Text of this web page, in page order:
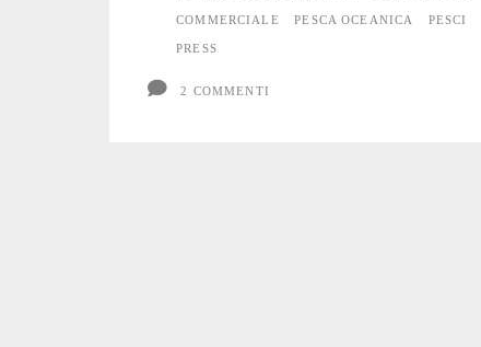
cassonetto
COMMERCIALE PESCA OCEANICA PESCI
PRESS
2 COMMENTI